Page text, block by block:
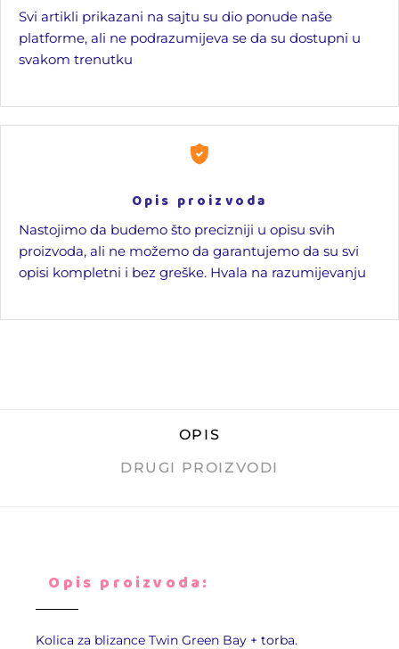
Svi artikli prikazani na sajtu su dio ponude naše
platforme, ali ne podrazumijeva se da su dostupni u
svakom trenutku
Opis proizvoda
Nastojimo da budemo što precizniji u opisu svih
proizvoda, ali ne možemo da garantujemo da su svi
opisi kompletni i bez greške. Hvala na razumijevanju
OPIS
DRUGI PROIZVODI
Opis proizvoda:
Kolica za blizance Twin Green Bay + torba.